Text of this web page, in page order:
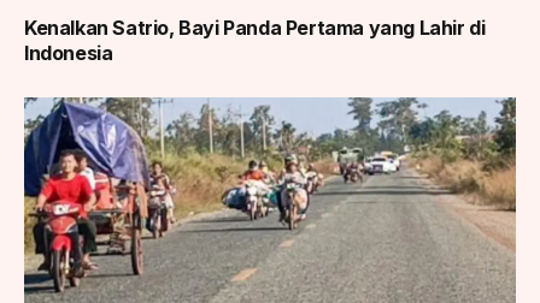
Kenalkan Satrio, Bayi Panda Pertama yang Lahir di
Indonesia